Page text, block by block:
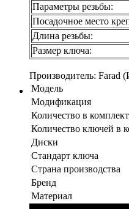
Параметры резьбы:
Посадочное место
Длина резьбы:
Размер ключа:
Производитель: Farad
Модель
Модификация
Количество в
Количество ключей в
Диски
Стандарт ключа
Страна производства
Бренд
Материал